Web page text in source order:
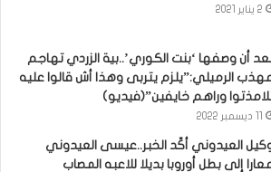
2 يناير 2021
أن وصفها ‘بنت الكوري’..بية الزردي تهاجم
الرميلي:”يلزم يتربى وهذا أش قالوا عليه
وراهم خايفين”(فيديو)
العيدوني أكّد الخبر..عيسى العيدوني
إلى بطل أوروبا بديلا للاعبه المصاب